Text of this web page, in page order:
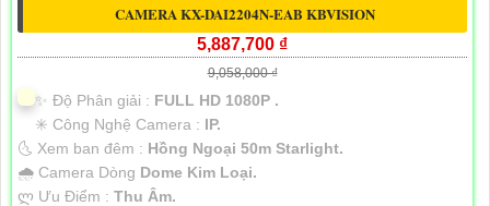
CAMERA KX-DAI2204N-EAB KBVISION
5,887,700 ₫
9,058,000 ₫
✨ Độ Phân giải : FULL HD 1080P .
✳️ Công Nghệ Camera : IP.
🌜 Xem ban đêm : Hồng Ngoại 50m Starlight.
🌧️ Camera Dòng Dome Kim Loại.
️ლ Ưu Điểm : Thu Âm.